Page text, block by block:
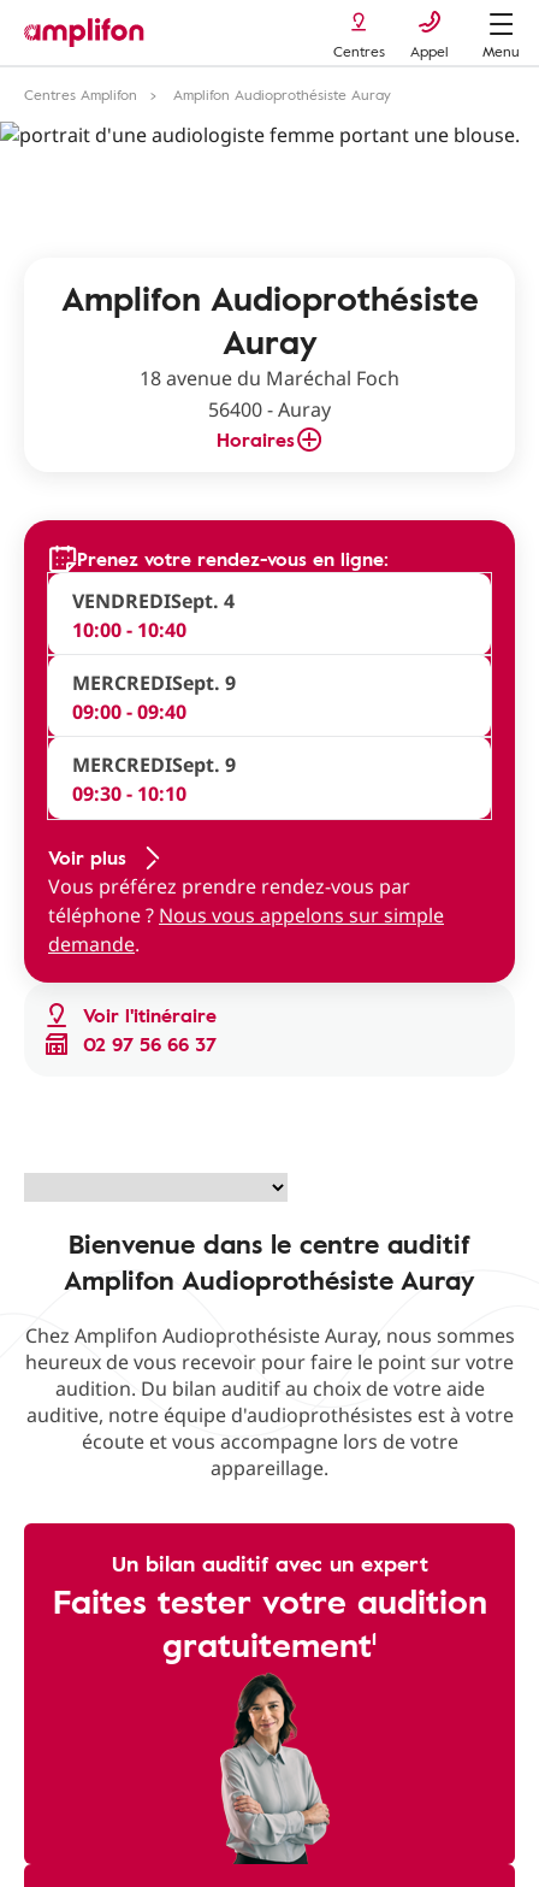
Centres Appel
Menu
Centres Amplifon
Amplifon Audioprothésiste Auray
Amplifon Audioprothésiste
Auray
18 avenue du Maréchal Foch
56400 - Auray
Horaires
Voir l'itinéraire
02 97 56 66 37
Prenez votre rendez-vous en ligne:
VENDREDISept. 4
10:00 - 10:40
MERCREDISept. 9
09:00 - 09:40
MERCREDISept. 9
09:30 - 10:10
Voir plus
Vous préférez prendre rendez-vous par
téléphone ? Nous vous appelons sur simple
demande.
Bienvenue dans le centre auditif
Amplifon Audioprothésiste Auray
Chez Amplifon Audioprothésiste Auray, nous sommes
heureux de vous recevoir pour faire le point sur votre
audition. Du bilan auditif au choix de votre aide
auditive, notre équipe d'audioprothésistes est à votre
écoute et vous accompagne lors de votre
appareillage.
Un bilan auditif avec un expert
Faites tester votre audition
gratuitement¹